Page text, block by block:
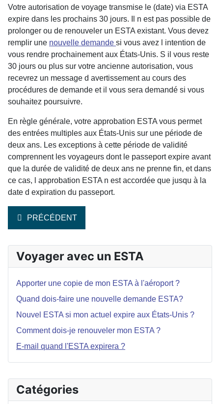
Catégories
Votre autorisation de voyage transmise le (date) via ESTA
expire dans les prochains 30 jours. Il n est pas possible de
prolonger ou de renouveler un ESTA existant. Vous devez
remplir une nouvelle demande si vous avez l intention de
vous rendre prochainement aux États-Unis. S il vous reste
30 jours ou plus sur votre ancienne autorisation, vous
recevrez un message d avertissement au cours des
procédures de demande et il vous sera demandé si vous
souhaitez poursuivre.
En règle générale, votre approbation ESTA vous permet
des entrées multiples aux États-Unis sur une période de
deux ans. Les exceptions à cette période de validité
comprennent les voyageurs dont le passeport expire avant
que la durée de validité de deux ans ne prenne fin, et dans
ce cas, l approbation ESTA n est accordée que jusqu à la
date d expiration du passeport.
ARTICLE PRÉCÉDENT : COMMENT DOIS-JE
PRÉCÉDENT
Voyager avec un ESTA
Apporter une copie de mon ESTA à l'aéroport ?
Quand dois-faire une nouvelle demande ESTA?
Nouvel ESTA si mon actuel expire aux États-Unis ?
Comment dois-je renouveler mon ESTA ?
E-mail quand l'ESTA expirera ?